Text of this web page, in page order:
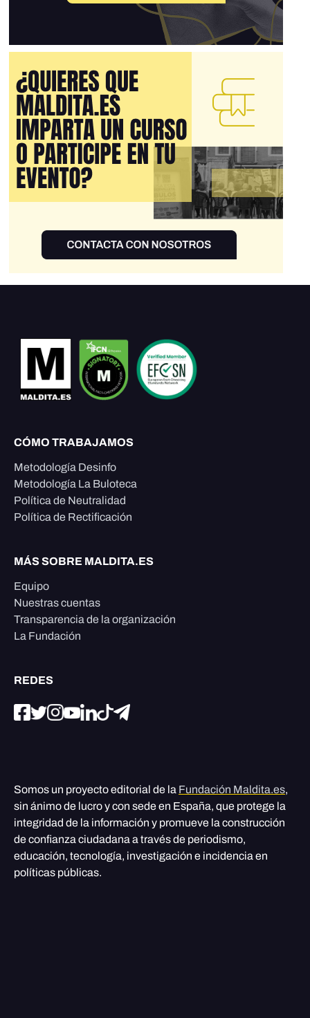
CÓMO TRABAJAMOS
Metodología Desinfo
Metodología La Buloteca
Política de Neutralidad
Política de Rectificación
MÁS SOBRE MALDITA.ES
Equipo
Nuestras cuentas
Transparencia de la organización
La Fundación
REDES
Somos un proyecto editorial de la Fundación Maldita.es,
sin ánimo de lucro y con sede en España, que protege la
integridad de la información y promueve la construcción
de confianza ciudadana a través de periodismo,
educación, tecnología, investigación e incidencia en
políticas públicas.